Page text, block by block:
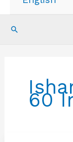
Recherche
60